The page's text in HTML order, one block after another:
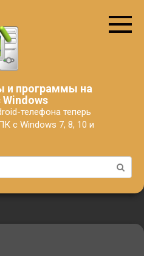
и программы на
телефона теперь
с Windows 7, 8, 10 и